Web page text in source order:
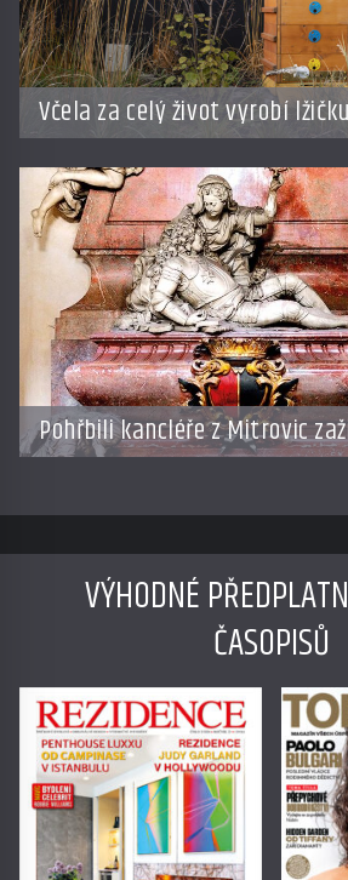
Včela za celý život vyrobí
pražský med ze střech tak
Pohřbili kancléře z Mitrovic
VÝHODNÉ
ČASOPISŮ